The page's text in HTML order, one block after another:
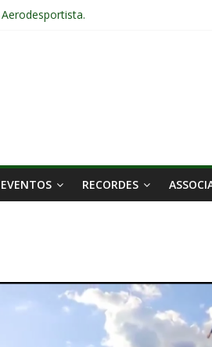
EVENTOS RECORDES